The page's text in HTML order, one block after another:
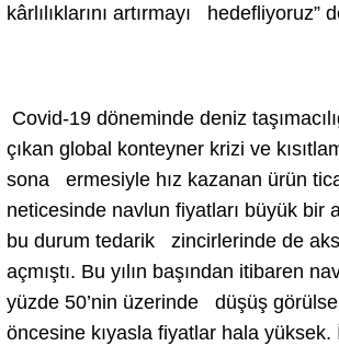
kârlılıklarını artırmayı hedefliyoruz”
Covid-19 döneminde deniz
çıkan global konteyner krizi ve
sona ermesiyle hız kazanan ürün
neticesinde navlun fiyatları büyük bir
bu durum tedarik zincirlerinde de
açmıştı. Bu yılın başından itibaren
yüzde 50’nin üzerinde düşüş
öncesine kıyasla fiyatlar hala yüksek.